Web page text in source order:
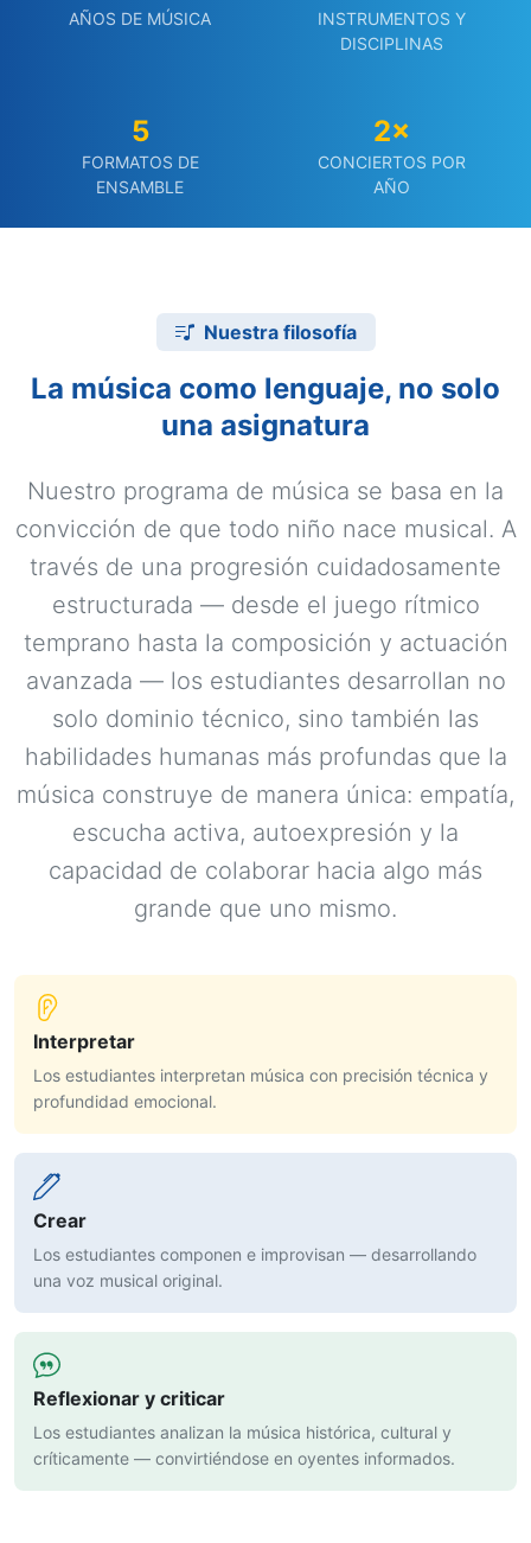
AÑOS DE MÚSICA
INSTRUMENTOS Y
DISCIPLINAS
5
FORMATOS DE
ENSAMBLE
2×
CONCIERTOS POR
AÑO
Nuestra filosofía
La música como lenguaje, no solo
una asignatura
Nuestro programa de música se basa en la
convicción de que todo niño nace musical. A
través de una progresión cuidadosamente
estructurada — desde el juego rítmico
temprano hasta la composición y actuación
avanzada — los estudiantes desarrollan no
solo dominio técnico, sino también las
habilidades humanas más profundas que la
música construye de manera única: empatía,
escucha activa, autoexpresión y la
capacidad de colaborar hacia algo más
grande que uno mismo.
Interpretar
Los estudiantes interpretan música con precisión técnica y
profundidad emocional.
Crear
Los estudiantes componen e improvisan — desarrollando
una voz musical original.
Reflexionar y criticar
Los estudiantes analizan la música histórica, cultural y
críticamente — convirtiéndose en oyentes informados.